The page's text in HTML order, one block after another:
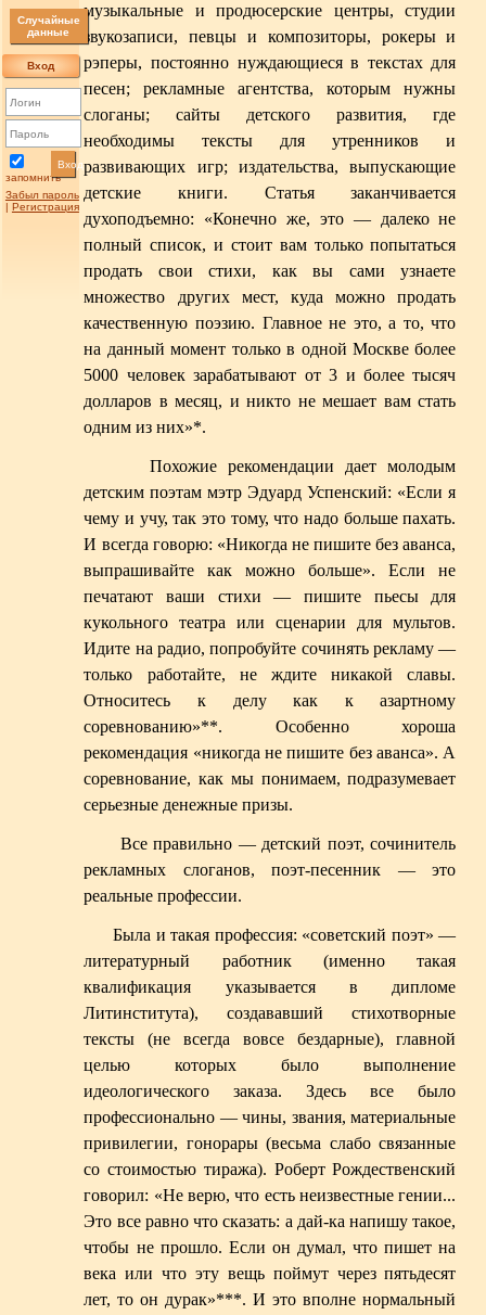
Случайные
данные
Вход
запомнить
Вход
Забыл пароль
| Регистрация
музыкальные и продюсерские центры, студии
звукозаписи, певцы и композиторы, рокеры и
рэперы, постоянно нуждающиеся в текстах для
песен; рекламные агентства, которым нужны
слоганы; сайты детского развития, где
необходимы тексты для утренников и
развивающих игр; издательства, выпускающие
детские книги. Статья заканчивается
духоподъемно: «Конечно же, это — далеко не
полный список, и стоит вам только попытаться
продать свои стихи, как вы сами узнаете
множество других мест, куда можно продать
качественную поэзию. Главное не это, а то, что
на данный момент только в одной Москве более
5000 человек зарабатывают от 3 и более тысяч
долларов в месяц, и никто не мешает вам стать
одним из них»*.
Похожие рекомендации дает молодым
детским поэтам мэтр Эдуард Успенский: «Если я
чему и учу, так это тому, что надо больше пахать.
И всегда говорю: «Никогда не пишите без аванса,
выпрашивайте как можно больше». Если не
печатают ваши стихи — пишите пьесы для
кукольного театра или сценарии для мультов.
Идите на радио, попробуйте сочинять рекламу —
только работайте, не ждите никакой славы.
Относитесь к делу как к азартному
соревнованию»**. Особенно хороша
рекомендация «никогда не пишите без аванса». А
соревнование, как мы понимаем, подразумевает
серьезные денежные призы.
Все правильно — детский поэт, сочинитель
рекламных слоганов, поэт-песенник — это
реальные профессии.
Была и такая профессия: «советский поэт» —
литературный работник (именно такая
квалификация указывается в дипломе
Литинститута), создававший стихотворные
тексты (не всегда вовсе бездарные), главной
целью которых было выполнение
идеологического заказа. Здесь все было
профессионально — чины, звания, материальные
привилегии, гонорары (весьма слабо связанные
со стоимостью тиража). Роберт Рождественский
говорил: «Не верю, что есть неизвестные гении...
Это все равно что сказать: а дай-ка напишу такое,
чтобы не прошло. Если он думал, что пишет на
века или что эту вещь поймут через пятьдесят
лет, то он дурак»***. И это вполне нормальный